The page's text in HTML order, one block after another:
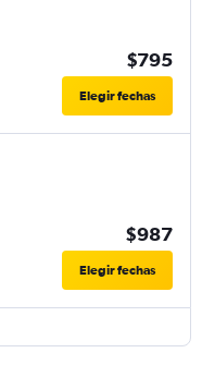
$795
Elegir fechas
$987
Elegir fechas